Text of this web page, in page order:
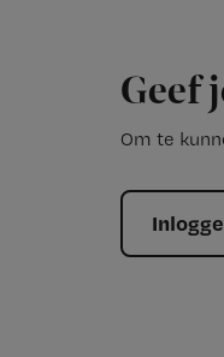
Geef
Om te